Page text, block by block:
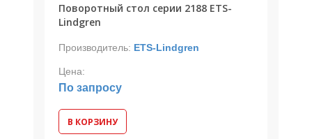
Поворотный стол серии 2188 ETS-
Lindgren
Производитель: ETS-Lindgren
Цена:
По запросу
В КОРЗИНУ